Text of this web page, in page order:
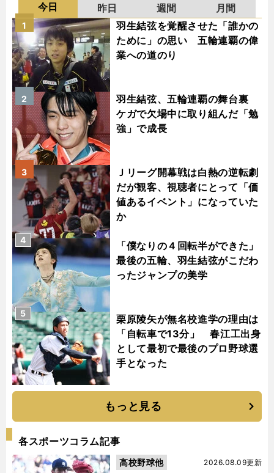
今日 昨日 週間
月間
羽生結弦を覚醒させた「誰かの
ために」の思い 五輪連覇の偉
業への道のり
1
羽生結弦、五輪連覇の舞台裏
ケガで欠場中に取り組んだ「勉
強」で成長
2
Ｊリーグ開幕戦は白熱の逆転劇
だが観客、視聴者にとって「価
値あるイベント」になっていた
か
3
「僕なりの４回転半ができた」
最後の五輪、羽生結弦がこだわ
ったジャンプの美学
4
栗原陵矢が無名校進学の理由は
「自転車で13分」 春江工出身
として最初で最後のプロ野球選
手となった
5
もっと見る
各スポーツコラム記事
2026.08.09更新
高校野球他